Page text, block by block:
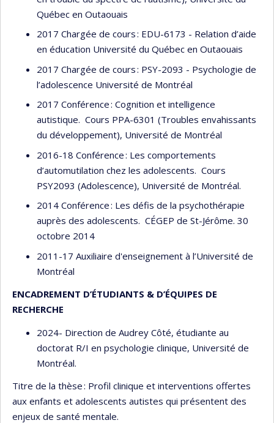
Québec en Outaouais
2017 Chargée de cours : EDU-6173 - Relation d’aide
en éducation Université du Québec en Outaouais
2017 Chargée de cours : PSY-2093 - Psychologie de
l’adolescence Université de Montréal
2017 Conférence : Cognition et intelligence
autistique. Cours PPA-6301 (Troubles envahissants
du développement), Université de Montréal
2016-18 Conférence : Les comportements
d’automutilation chez les adolescents. Cours
PSY2093 (Adolescence), Université de Montréal.
2014 Conférence : Les défis de la psychothérapie
auprès des adolescents. CÉGEP de St-Jérôme. 30
octobre 2014
2011-17 Auxiliaire d'enseignement à l’Université de
Montréal
ENCADREMENT D’ÉTUDIANTS & D’ÉQUIPES DE
RECHERCHE
2024- Direction de Audrey Côté, étudiante au
doctorat R/I en psychologie clinique, Université de
Montréal.
Titre de la thèse : Profil clinique et interventions offertes
aux enfants et adolescents autistes qui présentent des
enjeux de santé mentale.